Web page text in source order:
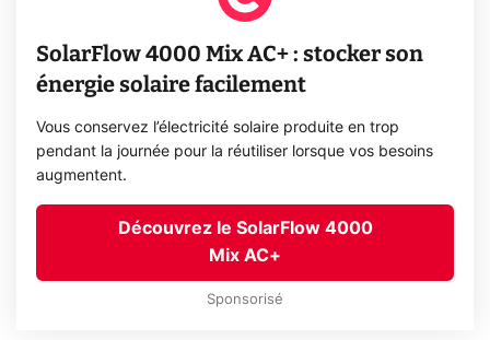
SolarFlow 4000 Mix AC+ : stocker son
énergie solaire facilement
Vous conservez l’électricité solaire produite en trop
pendant la journée pour la réutiliser lorsque vos besoins
augmentent.
Découvrez le SolarFlow 4000
Mix AC+
Sponsorisé